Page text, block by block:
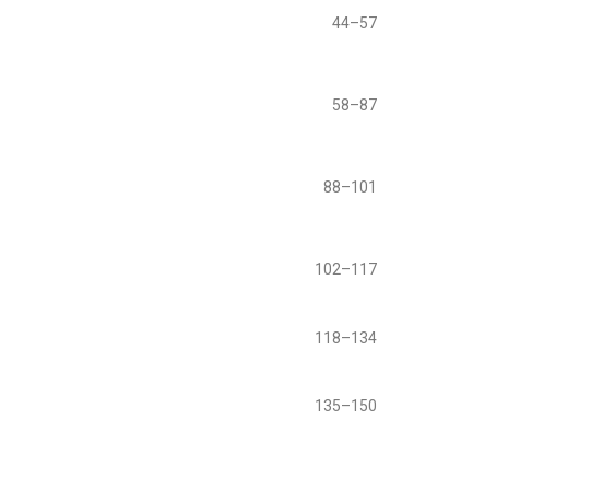
44–57
58–87
88–101
102–117
118–134
135–150